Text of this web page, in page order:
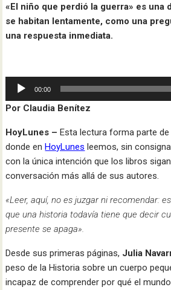
«El niño que perdió la guerra» es una
se habitan lentamente, como una
una respuesta inmediata.
Reproductor
audio
00:00
Por Claudia Benítez
HoyLunes – Esta lectura forma parte de
donde enHoyLunes leemos, sin
con la única intención que los libros
conversación más allá de sus autores.
«Leer, aquí, no es juzgar ni recomendar:
que una historia todavía tiene que decir
presente se apaga».
Desde sus primeras páginas, Julia
peso de la Historia sobre un cuerpo
incapaz de comprender por qué el